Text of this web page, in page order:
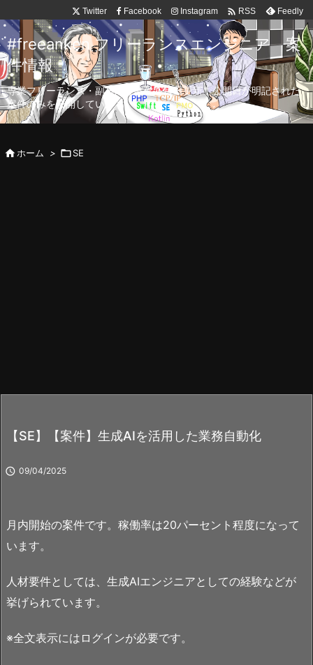
Twitter Facebook Instagram  RSS Feedly
#freeanken フリーランスエンジニア 案
件情報
専業フリーランス・副業向け案件を毎日更新！公開日が明記された
案件のみを公開しています。
ホーム > SE
【SE】【案件】生成AIを活用した業務自動化
 09/04/2025
月内開始の案件です。稼働率は20パーセント程度になって
います。
人材要件としては、生成AIエンジニアとしての経験などが
挙げられています。
※全文表示にはログインが必要です。